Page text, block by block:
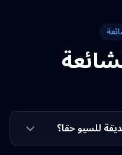
للسيو حقا؟